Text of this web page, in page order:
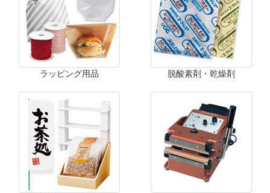
ラッピング用品 脱酸素剤・乾燥剤